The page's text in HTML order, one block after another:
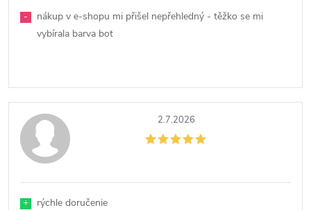
-
nákup v e-shopu mi přišel nepřehledný - těžko se mi
vybírala barva bot
2.7.2026
+
rýchle doručenie